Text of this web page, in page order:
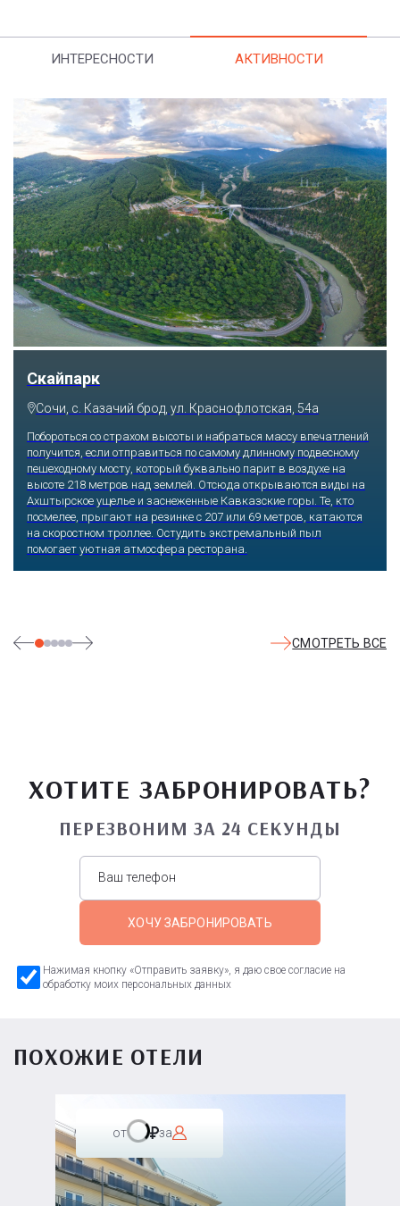
ИНТЕРЕСНОСТИ АКТИВНОСТИ
Скайпарк
Сочи, с. Казачий брод, ул. Краснофлотская, 54а
Побороться со страхом высоты и набраться массу впечатлений
получится, если отправиться по самому длинному подвесному
пешеходному мосту, который буквально парит в воздухе на
высоте 218 метров над землей. Отсюда открываются виды на
Ахштырское ущелье и заснеженные Кавказские горы. Те, кто
посмелее, прыгают на резинке с 207 или 69 метров, катаются
на скоростном троллее. Остудить экстремальный пыл
помогает уютная атмосфера ресторана.
СМОТРЕТЬ ВСЕ
ХОТИТЕ ЗАБРОНИРОВАТЬ?
ПЕРЕЗВОНИМ ЗА 24 СЕКУНДЫ
ХОЧУ ЗАБРОНИРОВАТЬ
Нажимая кнопку «Отправить заявку», я даю свое согласие на
обработку моих персональных данных
ПОХОЖИЕ ОТЕЛИ
от за